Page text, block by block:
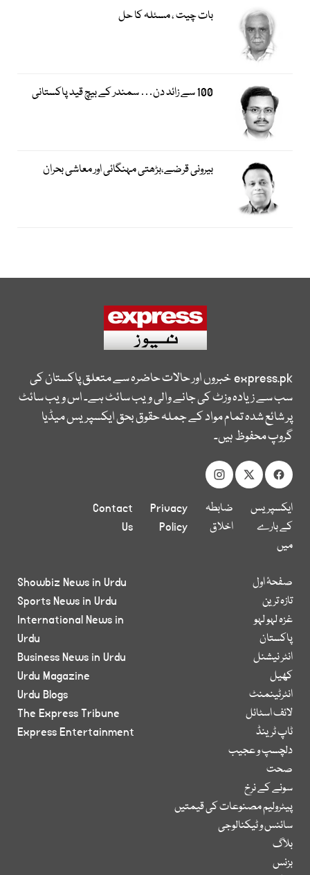
بات چیت ، مسئلہ کا حل
100 سے زائد دن… سمندر کے بیچ قید پاکستانی
بیرونی قرضے،بڑھتی مہنگائی اور معاشی بحران
express.pkخبروں اور حالات حاضرہ سے متعلق پاکستان کی
سب سے زیادہ وزٹ کی جانے والی ویب سائٹ ہے۔ اس ویب سائٹ
پر شائع شدہ تمام مواد کے جملہ حقوق بحق ایکسپریس میڈیا
گروپ محفوظ ہیں۔
ایکسپریس
کے بارے
میں
ضابطہ
اخلاق
Privacy
Policy
Contact
Us
صفحۂ اول
تازہ ترین
غزہ لہو لہو
پاکستان
انٹر نیشنل
کھیل
انٹرٹینمنٹ
لائف اسٹائل
ٹاپ ٹرینڈ
دلچسپ و عجیب
صحت
سونے کے نرخ
پیٹرولیم مصنوعات کی قیمتیں
سائنس و ٹیکنالوجی
بلاگ
بزنس
Showbiz News in Urdu
Sports News in Urdu
International News in
Urdu
Business News in Urdu
Urdu Magazine
Urdu Blogs
The Express Tribune
Express Entertainment